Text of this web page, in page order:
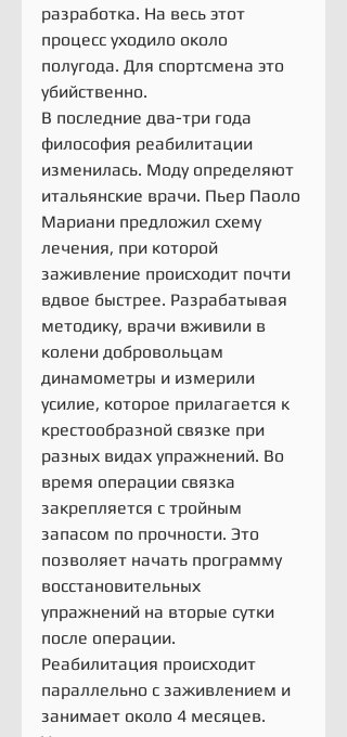
разработка. На весь этот
процесс уходило около
полугода. Для спортсмена это
убийственно.
В последние два-три года
философия реабилитации
изменилась. Моду определяют
итальянские врачи. Пьер Паоло
Мариани предложил схему
лечения, при которой
заживление происходит почти
вдвое быстрее. Разрабатывая
методику, врачи вживили в
колени добровольцам
динамометры и измерили
усилие, которое прилагается к
крестообразной связке при
разных видах упражнений. Во
время операции связка
закрепляется с тройным
запасом по прочности. Это
позволяет начать программу
восстановительных
упражнений на вторые сутки
после операции.
Реабилитация происходит
параллельно с заживлением и
занимает около 4 месяцев.